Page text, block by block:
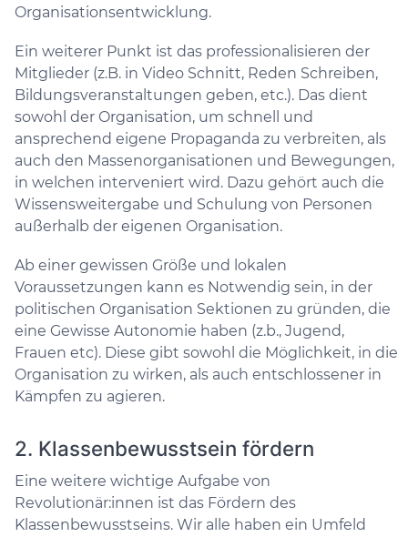
Organisationsentwicklung.
Ein weiterer Punkt ist das professionalisieren der
Mitglieder (z.B. in Video Schnitt, Reden Schreiben,
Bildungsveranstaltungen geben, etc.). Das dient
sowohl der Organisation, um schnell und
ansprechend eigene Propaganda zu verbreiten, als
auch den Massenorganisationen und Bewegungen,
in welchen interveniert wird. Dazu gehört auch die
Wissensweitergabe und Schulung von Personen
außerhalb der eigenen Organisation.
Ab einer gewissen Größe und lokalen
Voraussetzungen kann es Notwendig sein, in der
politischen Organisation Sektionen zu gründen, die
eine Gewisse Autonomie haben (z.b., Jugend,
Frauen etc). Diese gibt sowohl die Möglichkeit, in die
Organisation zu wirken, als auch entschlossener in
Kämpfen zu agieren.
2. Klassenbewusstsein fördern
Eine weitere wichtige Aufgabe von
Revolutionär:innen ist das Fördern des
Klassenbewusstseins. Wir alle haben ein Umfeld